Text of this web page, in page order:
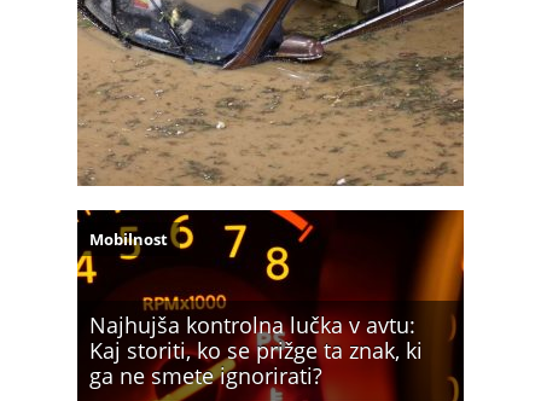
Najhujša kontrolna lučka v avtu:
Kaj storiti, ko se prižge ta znak, ki
ga ne smete ignorirati?
Mobilnost